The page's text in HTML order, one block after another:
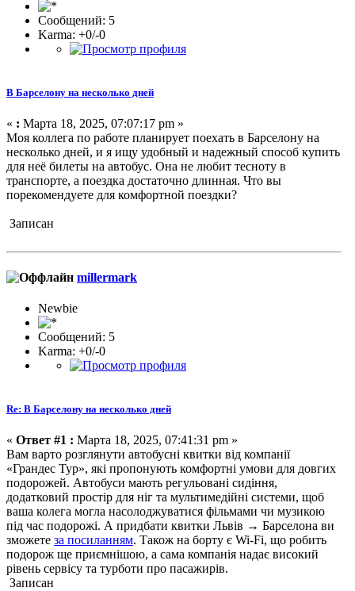
Сообщений: 5
Karma: +0/-0
В Барселону на несколько дней
« : Марта 18, 2025, 07:07:17 pm »
Моя коллега по работе планирует поехать в Барселону на
несколько дней, и я ищу удобный и надежный способ купить
для неё билеты на автобус. Она не любит тесноту в
транспорте, а поездка достаточно длинная. Что вы
порекомендуете для комфортной поездки?
Записан
millermark
Newbie
Сообщений: 5
Karma: +0/-0
Re: В Барселону на несколько дней
« Ответ #1 : Марта 18, 2025, 07:41:31 pm »
Вам варто розглянути автобусні квитки від компанії
«Грандес Тур», які пропонують комфортні умови для довгих
подорожей. Автобуси мають регульовані сидіння,
додатковий простір для ніг та мультимедійні системи, щоб
ваша колега могла насолоджуватися фільмами чи музикою
під час подорожі. А придбати квитки Львів → Барселона ви
зможете за посиланням. Також на борту є Wi-Fi, що робить
подорож ще приємнішою, а сама компанія надає високий
рівень сервісу та турботи про пасажирів.
Записан